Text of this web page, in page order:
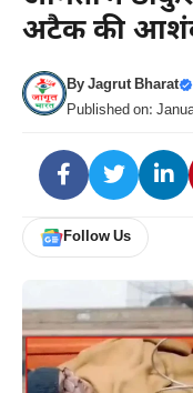
अटैक की
ByJagrut Bharat
Published on:
Follow Us